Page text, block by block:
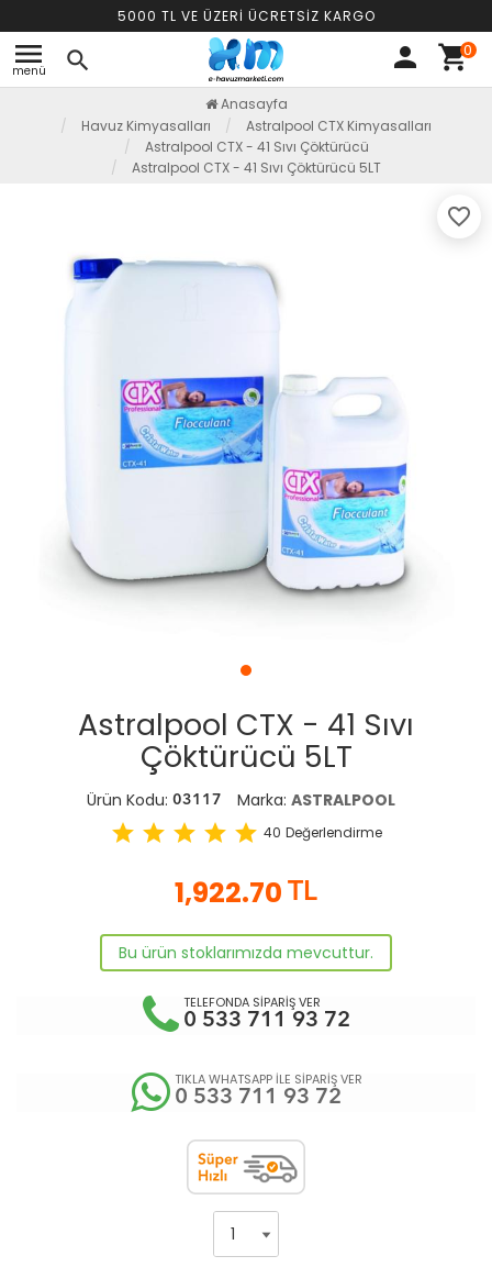
5000 TL VE ÜZERİ ÜCRETSİZ KARGO
menu
menü search person shopping_cart0
Anasayfa
Havuz Kimyasalları
Astralpool CTX Kimyasalları
Astralpool CTX - 41 Sıvı Çöktürücü
Astralpool CTX - 41 Sıvı Çöktürücü 5LT
favorite_border
Astralpool CTX - 41 Sıvı
Çöktürücü 5LT
Ürün Kodu: 03117 Marka: ASTRALPOOL
star star star star star 40 Değerlendirme
1,922.70 TL
Bu ürün stoklarımızda mevcuttur.
TELEFONDA SİPARİŞ VER
0 533 711 93 72
TIKLA WHATSAPP İLE SİPARİŞ VER
0 533 711 93 72